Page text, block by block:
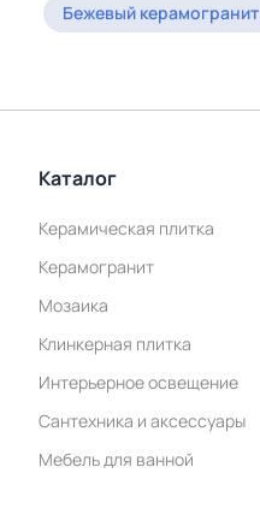
Бежевый керамогранит
Каталог
Керамическая плитка
Керамогранит
Мозаика
Клинкерная плитка
Интерьерное освещение
Сантехника и аксессуары
Мебель для ванной